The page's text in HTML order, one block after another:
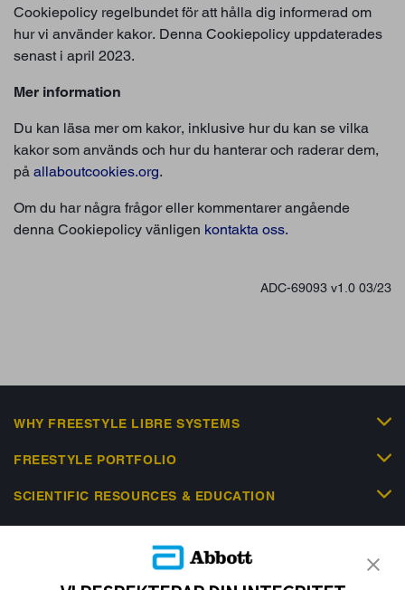
Cookiepolicy regelbundet för att hålla dig informerad om
hur vi använder kakor. Denna Cookiepolicy uppdaterades
senast i april 2023.
Mer information
Du kan läsa mer om kakor, inklusive hur du kan se vilka
kakor som används och hur du hanterar och raderar dem,
på allaboutcookies.org.
Om du har några frågor eller kommentarer angående
denna Cookiepolicy vänligen kontakta oss.
ADC-69093 v1.0 03/23
WHY FREESTYLE LIBRE SYSTEMS
FREESTYLE PORTFOLIO
SCIENTIFIC RESOURCES & EDUCATION